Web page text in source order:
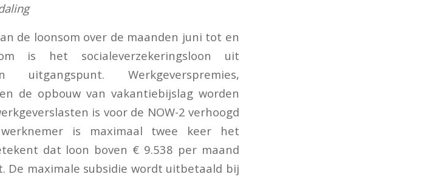
de loonsom over de maanden juni tot en
is het socialeverzekeringsloon uit
uitgangspunt. Werkgeverspremies,
de opbouw van vakantiebijslag worden
is voor de NOW-2 verhoogd
is maximaal twee keer het
dat loon boven € 9.538 per maand
De maximale subsidie wordt uitbetaald bij